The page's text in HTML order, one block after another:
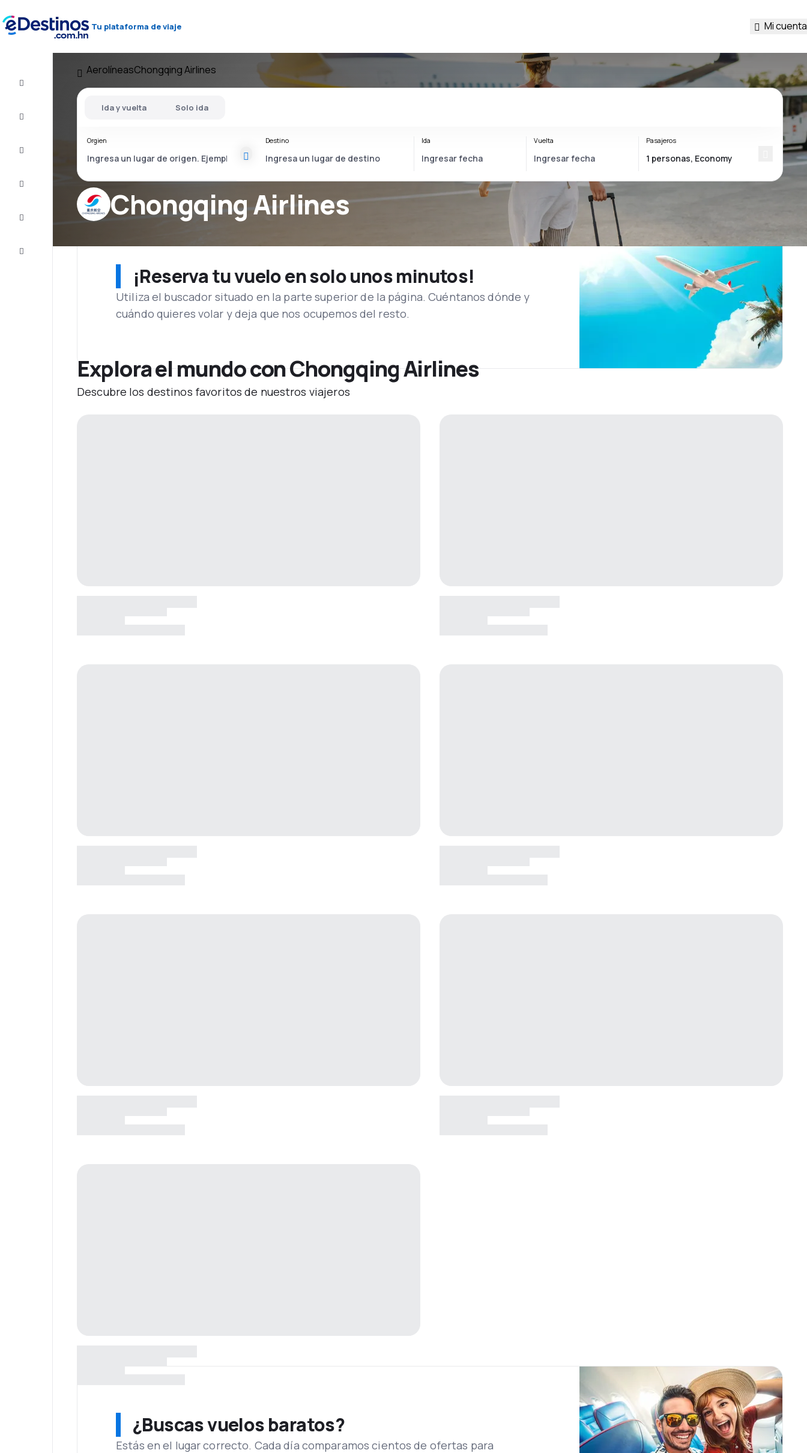
Tu plataforma de viaje Mi cuenta
Atención
AerolíneasChongqing Airlines
Chongqing Airlines
Ida y vuelta Solo ida
Orgien Destino Ida Vuelta Pasajeros
¡Reserva tu vuelo en solo unos minutos!
Utiliza el buscador situado en la parte superior de la página. Cuéntanos dónde y
cuándo quieres volar y deja que nos ocupemos del resto.
Explora el mundo con Chongqing Airlines
Descubre los destinos favoritos de nuestros viajeros
¿Buscas vuelos baratos?
Estás en el lugar correcto. Cada día comparamos cientos de ofertas para